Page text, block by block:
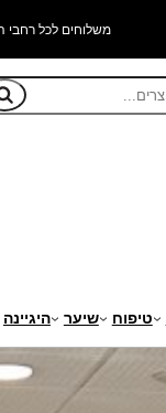
משלוחים לכל רחבי
טיפוח שיער היגיינה